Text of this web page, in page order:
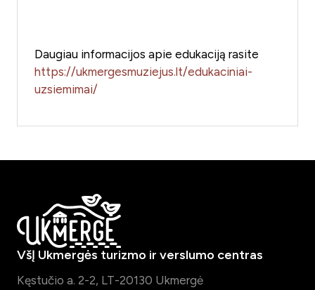
Daugiau informacijos apie edukaciją rasite
https://ukmergesmuziejus.lt/edukaciniai-
uzsiemimai/
VšĮ Ukmergės turizmo ir verslumo centras
Kęstučio a. 2-2, LT-20130 Ukmergė